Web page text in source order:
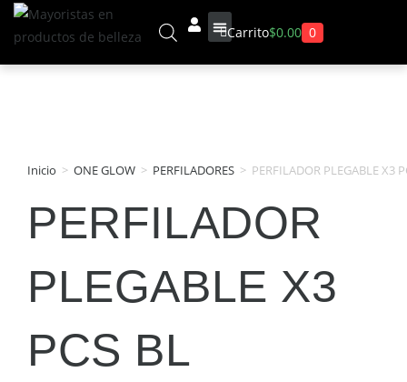
Carrito$0.00 0
Inicio > ONE GLOW > PERFILADORES > PERFILADOR PLEGABLE X3
PERFILADOR
PLEGABLE X3
PCS BL